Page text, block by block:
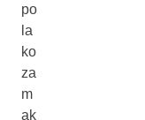
po
la
ko
za
m
ak